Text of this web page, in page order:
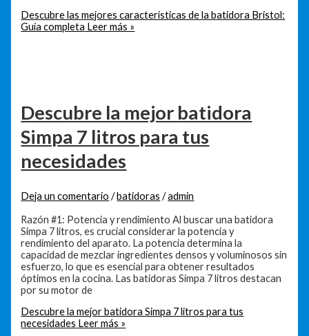
Descubre las mejores características de la batidora Bristol:
Guía completa Leer más »
Descubre la mejor batidora
Simpa 7 litros para tus
necesidades
Deja un comentario /batidoras /admin
Razón #1: Potencia y rendimiento Al buscar una batidora
Simpa 7 litros, es crucial considerar la potencia y
rendimiento del aparato. La potencia determina la
capacidad de mezclar ingredientes densos y voluminosos sin
esfuerzo, lo que es esencial para obtener resultados
óptimos en la cocina. Las batidoras Simpa 7 litros destacan
por su motor de
Descubre la mejor batidora Simpa 7 litros para tus
necesidades Leer más »